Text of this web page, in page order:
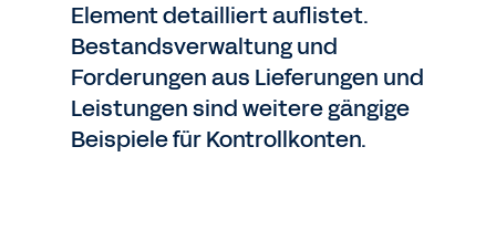
Element detailliert auflistet.
Bestandsverwaltung und
Forderungen aus Lieferungen und
Leistungen sind weitere gängige
Beispiele für Kontrollkonten.